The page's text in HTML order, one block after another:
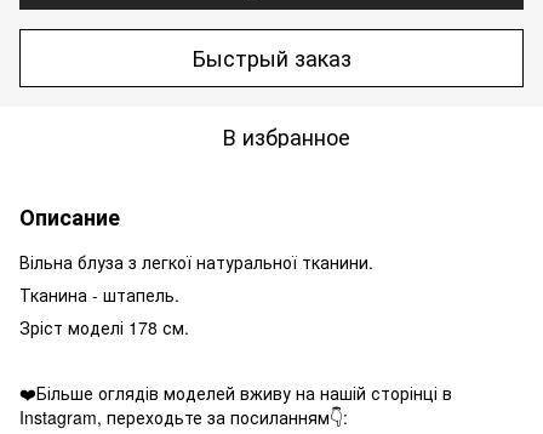
Быстрый заказ
В избранное
Описание
Вільна блуза з легкої натуральної тканини.
Тканина - штапель.
Зріст моделі 178 см.
❤️Більше оглядів моделей вживу на нашій сторінці в
Instagram, переходьте за посиланням👇: